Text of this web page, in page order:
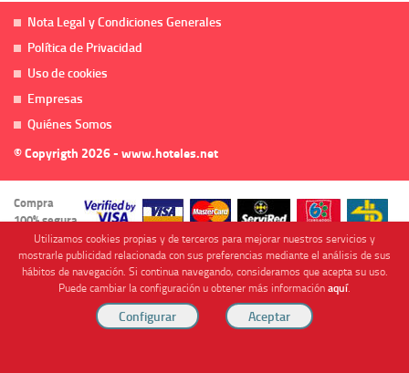
Nota Legal y Condiciones Generales
Política de Privacidad
Uso de cookies
Empresas
Quiénes Somos
© Copyrigth 2026 - www.hoteles.net
Compra
100% segura
Cofinanciado por
Utilizamos cookies propias y de terceros para mejorar nuestros servicios y
mostrarle publicidad relacionada con sus preferencias mediante el análisis de sus
hábitos de navegación. Si continua navegando, consideramos que acepta su uso.
Puede cambiar la configuración u obtener más informaciónaquí.